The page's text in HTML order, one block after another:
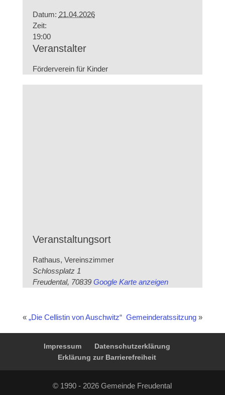
Datum: 21.04.2026
Zeit:
19:00
Veranstalter
Förderverein für Kinder
Veranstaltungsort
Rathaus, Vereinszimmer
Schlossplatz 1
Freudental, 70839 Google Karte anzeigen
« „Die Cellistin von Auschwitz“ Gemeinderatssitzung»
Impressum
Datenschutzerklärung
Erklärung zur Barrierefreiheit
© 1990 - 2026 Gemeinde Freudental